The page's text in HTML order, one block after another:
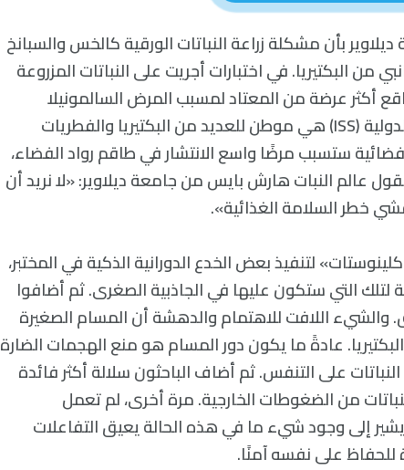
بأن مشكلة زراعة النباتات الورقية كالخس والسبانخ
البكتيريا. في اختبارات أجريت على النباتات المزروعة
أكثر عرضة من المعتاد لمسبب المرض السالمونيلا
المعوي. إننا نعلم أن محطة الفضاء الدولية (ISS) هي موطن للعديد من البكتيريا والفطريات
ستسبب مرضًا واسع الانتشار في طاقم رواد الفضاء،
عالم النبات هارش بايس من جامعة ديلاوير: «لا نريد أن
خطر السلامة الغذائية».
لتنفيذ بعض الخدع الدورانية الذكية في المختبر،
التي ستكون عليها في الجاذبية الصغرى. ثم أضافوا
والشيء اللافت للاهتمام والدهشة أن المسام الصغيرة
عادةً ما يكون دور المسام هو منع الهجمات الضارة
على التنفس. ثم أضاف الباحثون سلالة أكثر فائدة
من الضغوطات الخارجية. مرة أخرى، لم تعمل
إلى وجود شيء ما في هذه الحالة يعيق التفاعلات
للحفاظ على نفسه آمنًا.